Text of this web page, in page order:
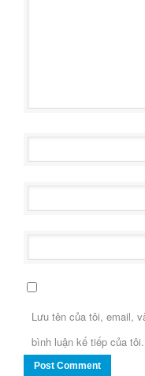
Lưu tên của tôi, email,
bình luận kế tiếp của tôi.